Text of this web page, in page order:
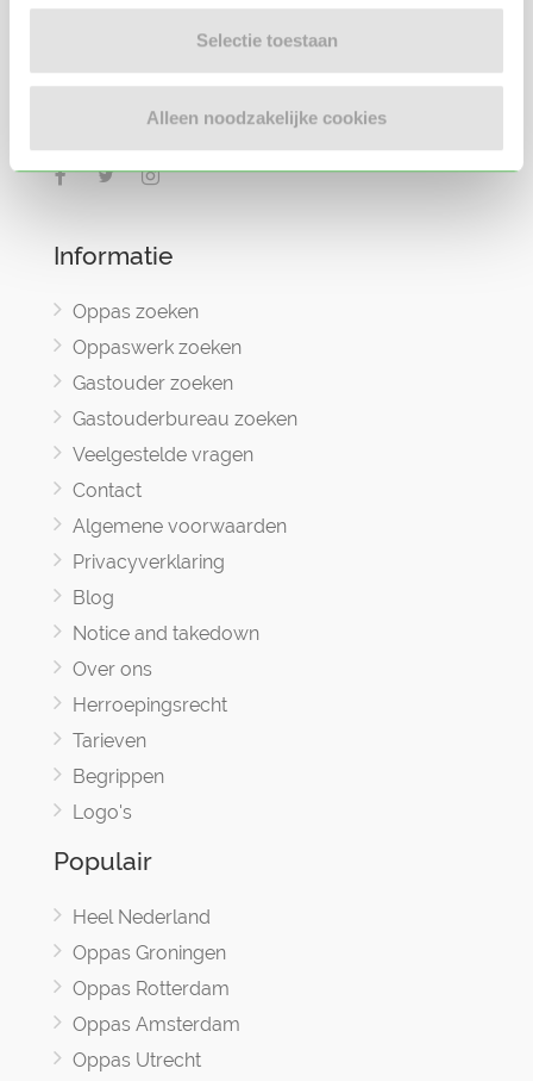
Selectie toestaan
Alleen noodzakelijke cookies
gastouders met elkaar in contact te
Informatie
Oppas zoeken
Oppaswerk zoeken
Gastouder zoeken
Gastouderbureau zoeken
Veelgestelde vragen
Contact
Algemene voorwaarden
Privacyverklaring
Blog
Notice and takedown
Over ons
Herroepingsrecht
Tarieven
Begrippen
Logo's
Populair
Heel Nederland
Oppas Groningen
Oppas Rotterdam
Oppas Amsterdam
Oppas Utrecht